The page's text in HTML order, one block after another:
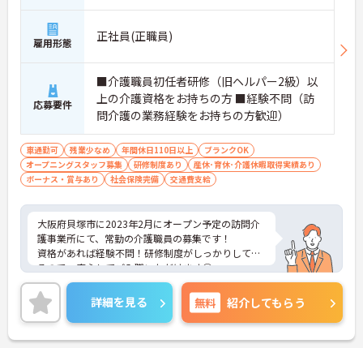
雇用形態 正社員(正職員)
応募要件
■介護職員初任者研修（旧ヘルパー2級）以
上の介護資格をお持ちの方 ■経験不問（訪
問介護の業務経験をお持ちの方歓迎）
車通勤可 残業少なめ 年間休日110日以上
ブランクOK
オープニングスタッフ募集
研修制度あり
産休･育休･介護休暇取得実績あり
ボーナス・賞与あり
社会保険完備 交通費支給
大阪府貝塚市に2023年2月にオープン予定の訪問介
護事業所にて、常勤の介護職員の募集です！
資格があれば経験不問！研修制度がしっかりしてい
るので、安心してご入職いただけます◎
大手企業のグループに属しており、福利厚生なども
充実しているので、長期的に働ける環境が整ってい
ます！
ご興味ある方には、面接対策ポイントなど、さらに
詳細をお話しいたしますのでお気軽にご相談くださ
詳細を見る 無料 紹介してもらう